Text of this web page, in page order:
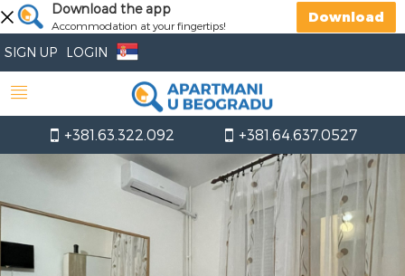
Download the app
Accommodation at your fingertips!
Download
SIGN UP LOGIN
+381.63.322.092 +381.64.637.0527